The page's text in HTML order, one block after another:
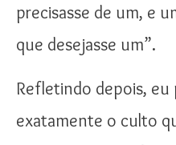
precisasse de um, e
que desejasse um”.
Refletindo depois, eu
exatamente o culto